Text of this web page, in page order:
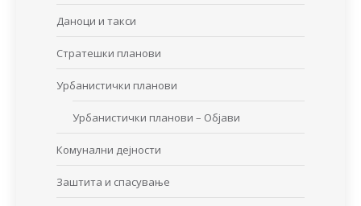
Даноци и такси
Стратешки планови
Урбанистички планови
Урбанистички планови – Објави
Комунални дејности
Заштита и спасување